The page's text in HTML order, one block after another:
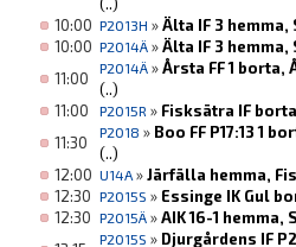
10:00 P2013H »Älta IF 3 hemma,
10:00 P2014Ä »Älta IF 3 hemma,
11:00
P2014Ä »Årsta FF 1 borta,
(..)
11:00
P2015R » Fisksätra IF
11:30
P2018 » Boo FF P17:13 1
(..)
12:00 U14A »Järfälla hemma,
12:30 P2015S » Essinge IK Gul
12:30 P2015Ä »AIK 16-1 hemma,
P2015S » Djurgårdens IF